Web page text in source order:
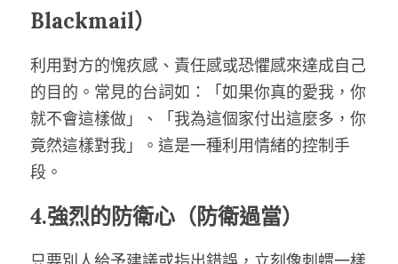
Blackmail）
利用對方的愧疚感、責任感或恐懼感來達成自己
的目的。常見的台詞如：「如果你真的愛我，你
就不會這樣做」、「我為這個家付出這麼多，你
竟然這樣對我」。這是一種利用情緒的控制手
段。
4.強烈的防衛心（防衛過當）